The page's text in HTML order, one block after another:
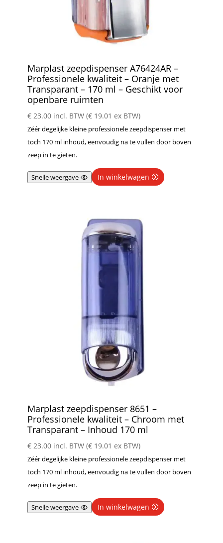
Marplast zeepdispenser A76424AR –
Professionele kwaliteit – Oranje met
Transparant – 170 ml – Geschikt voor
openbare ruimten
€23.00 incl. BTW (€19.01 ex BTW)
Zéér degelijke kleine professionele zeepdispenser met
toch 170 ml inhoud, eenvoudig na te vullen door boven
zeep in te gieten.
Snelle weergave In winkelwagen
Marplast zeepdispenser 8651 –
Professionele kwaliteit – Chroom met
Transparant – Inhoud 170 ml
€23.00 incl. BTW (€19.01 ex BTW)
Zéér degelijke kleine professionele zeepdispenser met
toch 170 ml inhoud, eenvoudig na te vullen door boven
zeep in te gieten.
Snelle weergave In winkelwagen